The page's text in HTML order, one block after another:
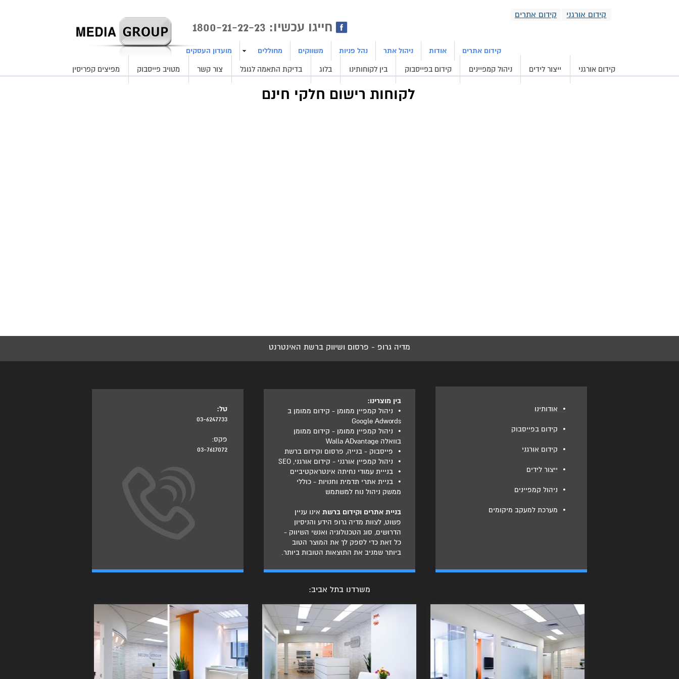
חייגו עכשיו: 1800-21-22-23
קידום אורגני קידום אתרים
קידום אורגני ייצור לידים ניהול קמפיינים קידום בפייסבוק בין לקוחותינו בלוג בדיקת התאמה לגוגל צור קשר מטויב פייסבוק מפיצים קפריסין
קידום אתרים אודות ניהול אתר נהל פניות משווקים מחוללים מועדון העסקים
לקוחות רישום חלקי חינם
מדיה גרופ - פרסום ושיווק ברשת האינטרנט
בין מוצרינו:
•
ניהול קמפיין ממומן - קידום ממומן ב
Google Adwords
•
ניהול קמפיין ממומן - קידום ממומן
בוואלה Walla ADvantage
• פייסבוק - בנייה, פרסום וקידום ברשת
• ניהול קמפיין אורגני - קידום אורגני, SEO
• בנייית עמודי נחיתה אינטראקטיביים
• בניית אתרי תדמית וחנויות - כוללי
ממשק ניהול נוח למשתמש
בניית אתרים וקידום ברשתאינו עניין
פשוט, לצוות מדיה גרופ הידע והניסיון
הדרושים, סוג הטכנולוגיה ואנשי השיווק -
כל זאת כדי לספק לך את המוצר הטוב
ביותר שמניב את התוצאות הטובות ביותר.
• אודותינו
• קידום בפייסבוק
• קידום אורגני
• ייצור לידים
• ניהול קמפיינים
• מערכת למעקב מיקומים
טל:
03-6247733
פקס:
03-7617072
משרדנו בתל אביב: